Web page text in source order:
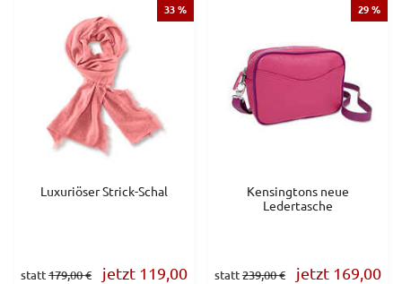
33 %
Luxuriöser Strick-Schal
statt179,00 €
jetzt 119,00
29 %
Kensingtons neue
Ledertasche
statt239,00 €
jetzt 169,00